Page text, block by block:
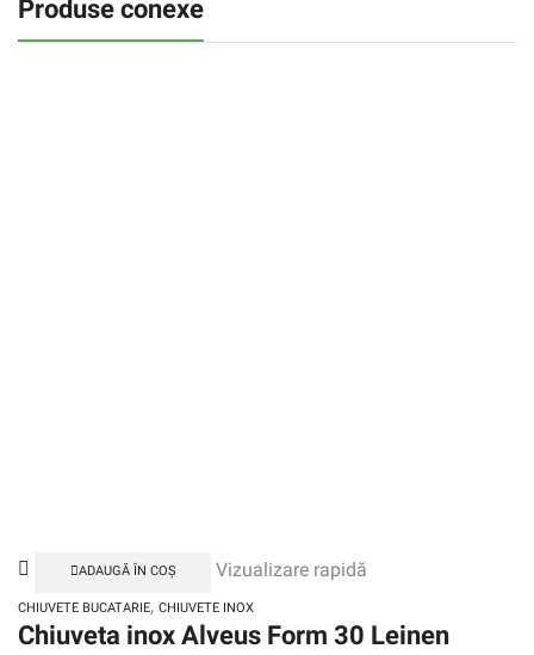
Produse conexe
ADAUGĂ ÎN COȘ Vizualizare rapidă
CHIUVETE BUCATARIE, CHIUVETE INOX
Chiuveta inox Alveus Form 30 Leinen